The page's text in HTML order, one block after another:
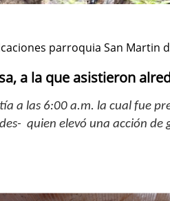
parroquia San Martin
a la que asistieron
a las 6:00 a.m. la cual fue
- quien elevó una acción de